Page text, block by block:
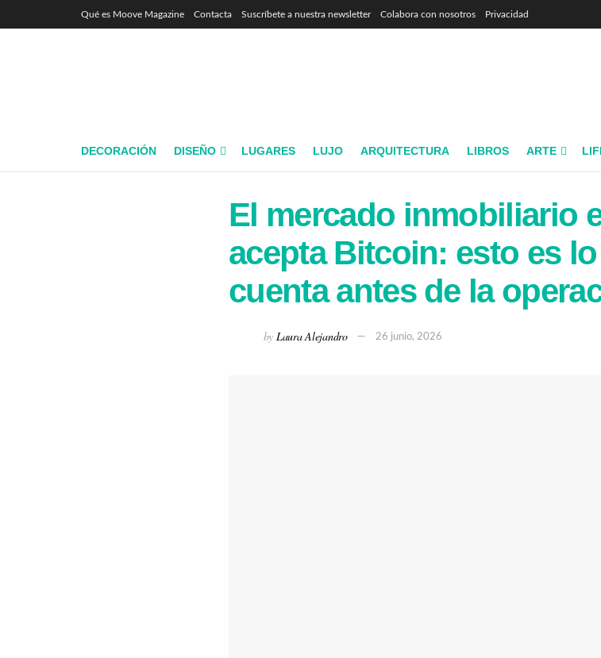
Qué es Moove Magazine Contacta Suscríbete a nuestra newsletter Colabora con nosotros Privacidad
DECORACIÓN DISEÑO LUGARES LUJO ARQUITECTURA LIBROS ARTE
El mercado inmobiliario
acepta Bitcoin: esto es
cuenta antes de la
by Laura Alejandro 26 junio, 2026